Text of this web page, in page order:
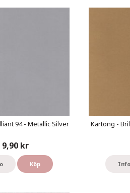
94 - Metallic Silver
9,90 kr
Köp
Kartong -
Info